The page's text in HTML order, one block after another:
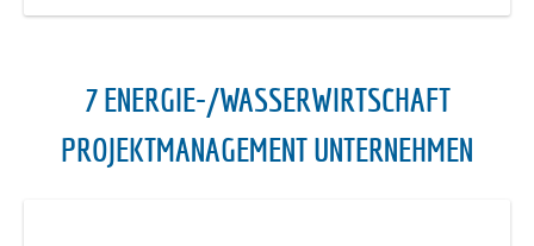
7 ENERGIE-/WASSERWIRTSCHAFT
PROJEKTMANAGEMENT UNTERNEHMEN